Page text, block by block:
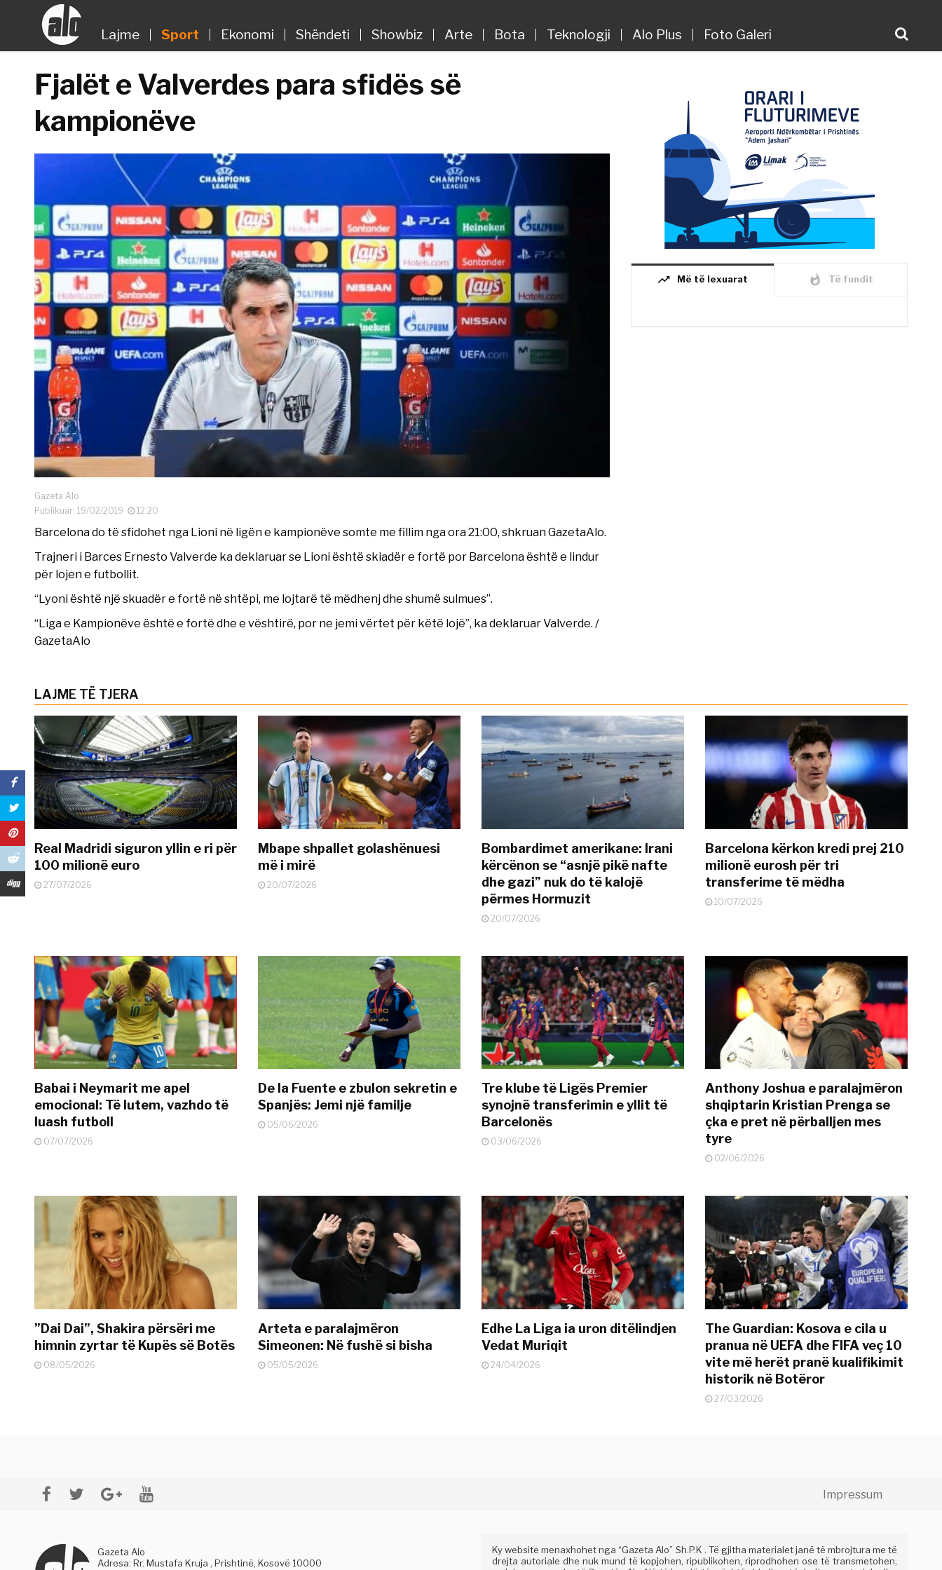
Lajme Sport Ekonomi Shëndeti Showbiz Arte Bota Teknologji Alo Plus Foto Galeri
Fjalët e Valverdes para sfidës së
kampionëve
Gazeta Alo
Publikuar: 19/02/2019
12:20
Barcelona do të sfidohet nga Lioni në ligën e kampionëve somte me fillim nga ora 21:00, shkruan GazetaAlo.
Trajneri i Barces Ernesto Valverde ka deklaruar se Lioni është skiadër e fortë por Barcelona është e lindur
për lojen e futbollit.
“Lyoni është një skuadër e fortë në shtëpi, me lojtarë të mëdhenj dhe shumë sulmues”.
“Liga e Kampionëve është e fortë dhe e vështirë, por ne jemi vërtet për këtë lojë”, ka deklaruar Valverde. /
GazetaAlo
trending_up Më të lexuarat whatshot Të fundit
LAJME TË TJERA
Real Madridi siguron yllin e ri për
100 milionë euro
27/07/2026
Mbape shpallet golashënuesi
më i mirë
20/07/2026
Bombardimet amerikane: Irani
kërcënon se “asnjë pikë nafte
dhe gazi” nuk do të kalojë
përmes Hormuzit
20/07/2026
Barcelona kërkon kredi prej 210
milionë eurosh për tri
transferime të mëdha
10/07/2026
Babai i Neymarit me apel
emocional: Të lutem, vazhdo të
luash futboll
07/07/2026
De la Fuente e zbulon sekretin e
Spanjës: Jemi një familje
05/06/2026
Tre klube të Ligës Premier
synojnë transferimin e yllit të
Barcelonës
03/06/2026
Anthony Joshua e paralajmëron
shqiptarin Kristian Prenga se
çka e pret në përballjen mes
tyre
02/06/2026
”Dai Dai”, Shakira përsëri me
himnin zyrtar të Kupës së Botës
08/05/2026
Arteta e paralajmëron
Simeonen: Në fushë si bisha
05/05/2026
Edhe La Liga ia uron ditëlindjen
Vedat Muriqit
24/04/2026
The Guardian: Kosova e cila u
pranua në UEFA dhe FIFA veç 10
vite më herët pranë kualifikimit
historik në Botëror
27/03/2026
Impressum
Gazeta Alo
Adresa: Rr. Mustafa Kruja , Prishtinë, Kosovë 10000
Ky website menaxhohet nga “Gazeta Alo” Sh.P.K . Të gjitha materialet janë të mbrojtura me të
drejta autoriale dhe nuk mund të kopjohen, ripublikohen, riprodhohen ose të transmetohen,